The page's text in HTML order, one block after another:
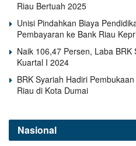
Riau Bertuah 2025
Unisi Pindahkan Biaya
Pembayaran ke Bank Riau
Naik 106,47 Persen, Laba
Kuartal I 2024
BRK Syariah Hadiri
Riau di Kota Dumai
Nasional